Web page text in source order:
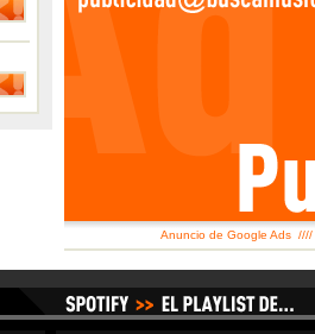
Anuncio de Google Ads ////